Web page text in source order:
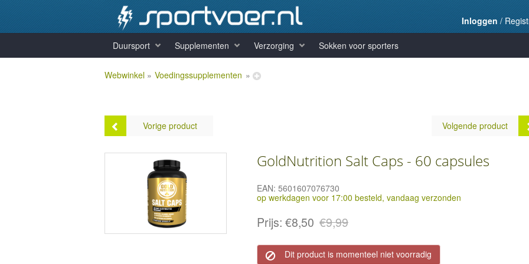
Inloggen /
Duursport Supplementen Verzorging Sokken voor sporters
Webwinkel» Voedingssupplementen »
Vorige product
GoldNutrition Pre&Pro
Biotics - 242 gram
Prijs:€21,99
Volgende product
GoldNutrition Salt Caps - 60 capsules
EAN:5601607076730
op werkdagen voor 17:00 besteld, vandaag verzonden
Prijs: €8,50 €9,99
Dit product is momenteel niet voorradig